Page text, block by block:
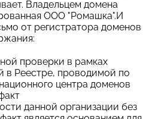
Владельцем домена
ООО "Ромашка".И
от регистратора доменов
проверки в рамках
в Реестре, проводимой по
центра доменов
данной организации без